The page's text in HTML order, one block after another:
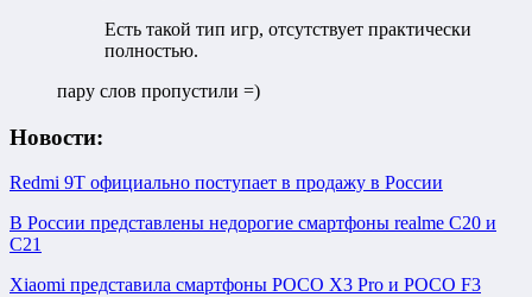
Есть такой тип игр, отсутствует практически
полностью.
пару слов пропустили =)
Новости:
Redmi 9T официально поступает в продажу в России
В России представлены недорогие смартфоны realme C20 и
C21
Xiaomi представила смартфоны POCO X3 Pro и POCO F3